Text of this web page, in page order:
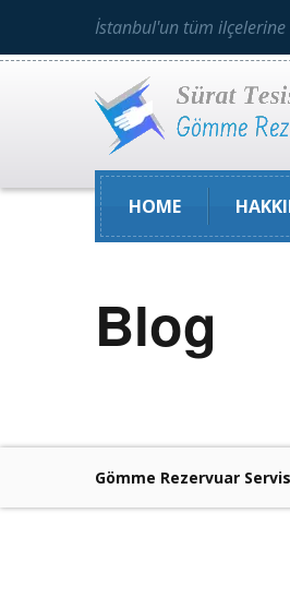
İstanbul'un tüm ilçelerine
HOME
Blog
Gömme Rezervuar